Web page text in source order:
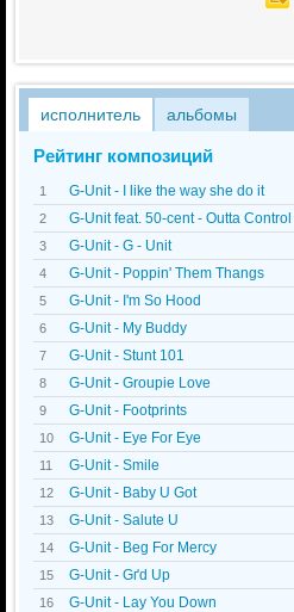
исполнитель альбомы
Рейтинг композиций
1 G-Unit - I like the way she do it
2 G-Unit feat. 50-cent - Outta Control
3 G-Unit - G - Unit
4 G-Unit - Poppin' Them Thangs
5 G-Unit - I'm So Hood
6 G-Unit - My Buddy
7 G-Unit - Stunt 101
8 G-Unit - Groupie Love
9 G-Unit - Footprints
10 G-Unit - Eye For Eye
11 G-Unit - Smile
12 G-Unit - Baby U Got
13 G-Unit - Salute U
14 G-Unit - Beg For Mercy
15 G-Unit - Gґd Up
16 G-Unit - Lay You Down